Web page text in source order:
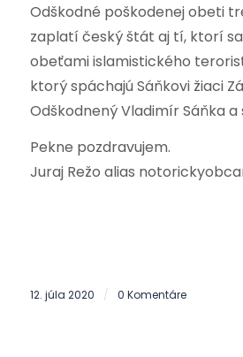
Odškodné poškodenej obeti
zaplatí český štát aj tí, ktorí
obeťami islamistického
ktorý spáchajú Sáňkovi žiaci
Odškodnený Vladimír Sáňka a
Pekne pozdravujem.
Juraj Režo alias
12. júla 2020 / 0 Komentáre